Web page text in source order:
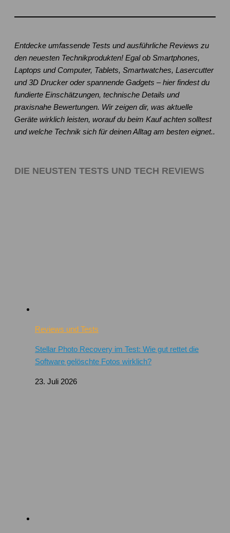
Entdecke umfassende Tests und ausführliche Reviews zu
den neuesten Technikprodukten! Egal ob Smartphones,
Laptops und Computer, Tablets, Smartwatches, Lasercutter
und 3D Drucker oder spannende Gadgets – hier findest du
fundierte Einschätzungen, technische Details und
praxisnahe Bewertungen. Wir zeigen dir, was aktuelle
Geräte wirklich leisten, worauf du beim Kauf achten solltest
und welche Technik sich für deinen Alltag am besten eignet..
DIE NEUSTEN TESTS UND TECH REVIEWS
Reviews und Tests
Stellar Photo Recovery im Test: Wie gut rettet die
Software gelöschte Fotos wirklich?
23. Juli 2026